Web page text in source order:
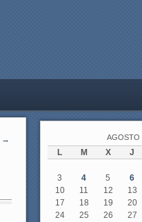
→ AGOSTO
L M X J
3
4 5 6
10
11 12 13
17
18 19 20
24
25 26 27